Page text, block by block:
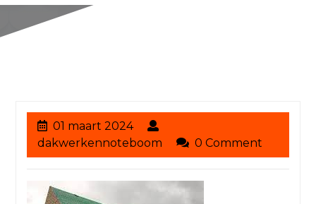
01 maart 202401
maart
2024
dakwerkennoteboom dakwerkennoteboom
0 Comment